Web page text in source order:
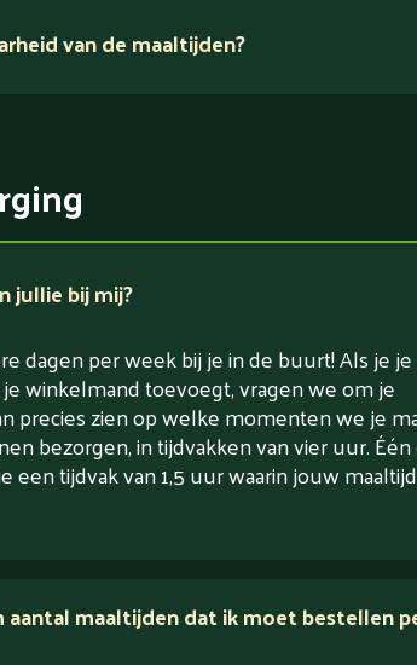
van de maaltijden?
jullie bij mij?
dagen per week bij je in de buurt! Als je je
winkelmand toevoegt, vragen we om je
precies zien op welke momenten we je
bezorgen, in tijdvakken van vier uur. Één
een tijdvak van 1,5 uur waarin jouw maaltijd
aantal maaltijden dat ik moet bestellen